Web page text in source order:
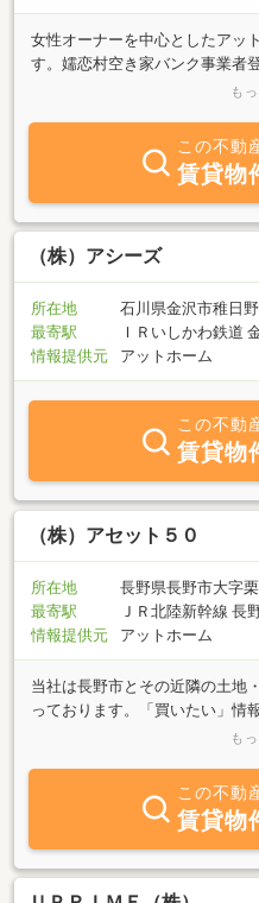
女性オーナーを中心としたアッ
す。嬬恋村空き家バンク事業者
観光業での実務の経験を活かし
リフォーム部門で実業展開を
様のご希望に合わせ、地元業者
をいたします。リフォーム部門
ウハウでリフォーム致します。
ッグランなどが人気です。更に
ただくためのトータルサポー
す。お気軽にお問い合わせくだ
も
この不動
賃貸物
（株）アシーズ
所在地
石川県金沢市稚日
最寄駅
ＩＲいしかわ鉄道
情報提供元
アットホーム
この不動
賃貸物
（株）アセット５０
所在地
長野県長野市大字
最寄駅
ＪＲ北陸新幹線 長
情報提供元
アットホーム
当社は長野市とその近隣の土地
っております。「買いたい」情
を心掛けております。地主さん
も
この不動
賃貸物